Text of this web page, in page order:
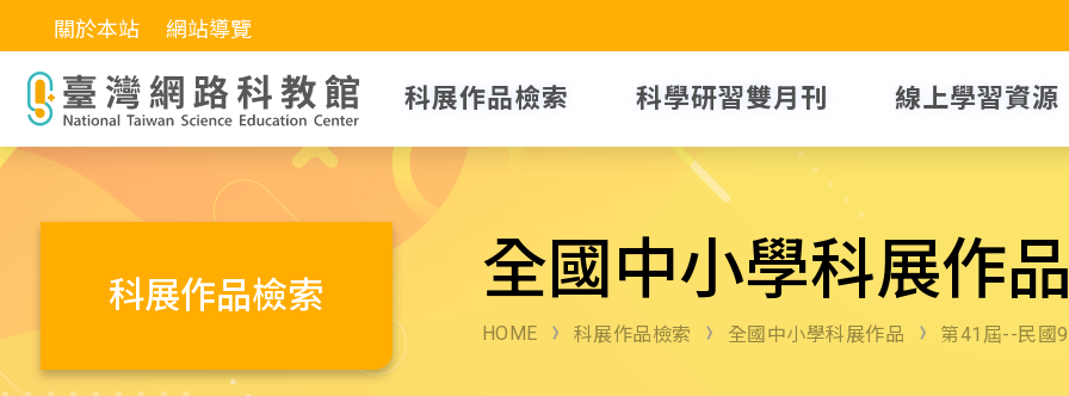
關於本站 網站導覽
科展作品檢索 科學研習雙月刊 線上學習資源
科展作品檢索 全國中小學科展作
HOME 科展作品檢索 全國中小學科展作品 第41屆--民國